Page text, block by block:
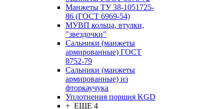
Манжеты ТУ 38-1051725-
86 (ГОСТ 6969-54)
МУВП кольца, втулки,
"звездочки"
Сальники (манжеты
армированные) ГОСТ
8752-79
Сальники (манжеты
армированные) из
фторкаучука
Уплотнения поршня KGD
+ ЕЩЕ 4